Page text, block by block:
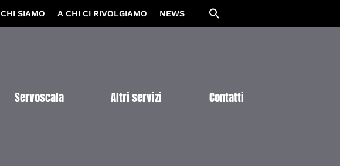
CHI SIAMO A CHI CI RIVOLGIAMO NEWS
Servoscala Altri servizi Contatti